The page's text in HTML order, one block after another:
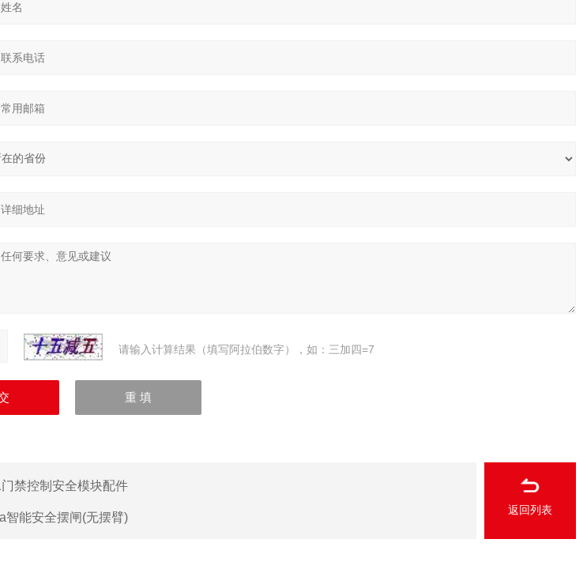
请输入计算结果（填写阿拉伯数字），如：三加四=7
禁控制安全模块配件
智能安全摆闸(无摆臂)
返回列表